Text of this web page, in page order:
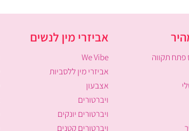
פתח תקווה
אביזרי מין לנשים
We Vibe
אביזרי מין ללסביות
אצבעון
ויברטורים
ויברטורים יונקים
ויברטורים קטנים